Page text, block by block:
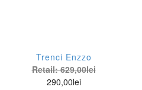
Trenci Enzzo
Retail:629,00lei
290,00lei